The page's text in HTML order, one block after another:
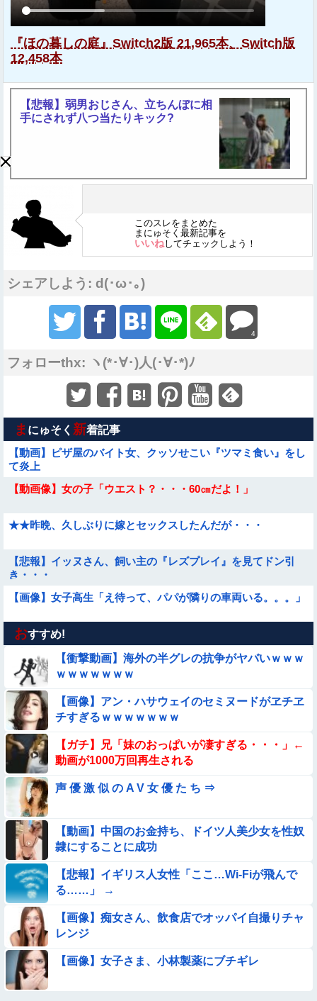
『ほの暮しの庭』Switch2版 21,965本、Switch版
12,458本
【悲報】弱男おじさん、立ちんぼに相
手にされず八つ当たりキック?
このスレをまとめた
まにゅそく最新記事を
いいねしてチェックしよう！
シェアしよう: d(･ω･｡)
4
フォローthx: ヽ(*･∀･)人(･∀･*)ﾉ
ま にゅそく 新着記事
【動画】ピザ屋のバイト女、クッソせこい『ツマミ食い』をし
て炎上
【動画像】女の子「ウエスト？・・・60㎝だよ！」
★★昨晩、久しぶりに嫁とセックスしたんだが・・・
【悲報】イッヌさん、飼い主の『レズプレイ』を見てドン引
き・・・
【画像】女子高生「え待って、パパが隣りの車両いる。。。」
【動画】アンドロイドみたいな女子小学生が発見される
★★同格のように語られてるけど実際は『雲泥の差』があるも
のと言えば？
【動画】野犬の群れに襲われた男性、とんでもない方法で制圧
するｗｗｗｗｗｗｗ
【動画】力士さん、ボクサーをボコってしまう
【動画】白人「日本で一番美味い食べ物はこれな、試してみ
ろ！飛ぶぞ」
【動画】こういう貧乳の陰女と付き合えますかｗｗｗｗｗｗｗ
【動画】デブの喧嘩 ガチでヤバい……
【動画】小池栄子似のGカップ女子高生「知らないオジさんに
襲われてオッパイ揉まれた」
【画像】巨大マンボウの稚魚さん、金平糖みたいでカワイイｗ
【動画】美少女4人組の20年後の姿がヤバいwwwwww
おすすめ!
【衝撃動画】海外の半グレの抗争がヤバいｗｗｗ
ｗｗｗｗｗｗｗ
【画像】アン・ハサウェイのセミヌードがヱチヱ
チすぎるｗｗｗｗｗｗｗ
【ガチ】兄「妹のおっぱいが凄すぎる・・・」←
動画が1000万回再生される
声 優 激 似 の A V 女 優 た ち ⇒
【動画】中国のお金持ち、ドイツ人美少女を性奴
隷にすることに成功
【悲報】イギリス人女性「ここ…Wi-Fiが飛んで
る……」 →
【画像】痴女さん、飲食店でオッパイ自撮りチャ
レンジ
【画像】女子さま、小林製薬にブチギレ